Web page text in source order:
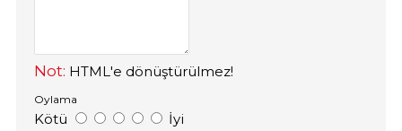
Not: HTML'e dönüştürülmez!
Oylama
Kötü İyi